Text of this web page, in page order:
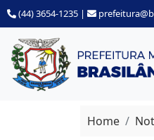
(44) 3654-1235 |
Home